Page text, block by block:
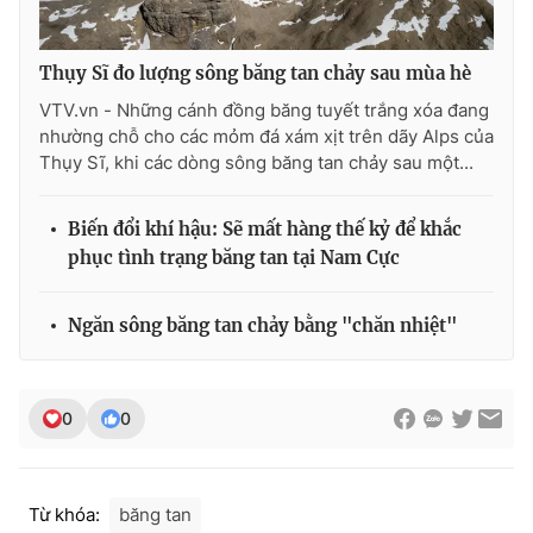
THỜI BÁO VTV
Theo dõi báo trên
Cơ quan báo chí:Thời báo VTV
Tổng Biên tập:
Tổng đài VTV:024.38 355 931 - 024.38 355 932
Thụy Sĩ đo lượng sông băng tan chảy sau mùa hè
VTV.vn - Những cánh đồng băng tuyết trắng xóa đang
nhường chỗ cho các mỏm đá xám xịt trên dãy Alps của
Thụy Sĩ, khi các dòng sông băng tan chảy sau một...
Biến đổi khí hậu: Sẽ mất hàng thế kỷ để khắc
phục tình trạng băng tan tại Nam Cực
Ngăn sông băng tan chảy bằng "chăn nhiệt"
0 0
Từ khóa: băng tan